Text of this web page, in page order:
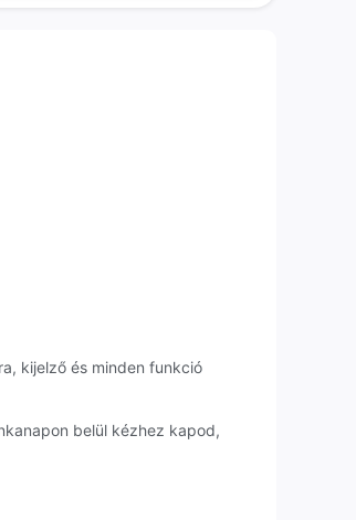
kijelző és minden funkció
belül kézhez kapod,